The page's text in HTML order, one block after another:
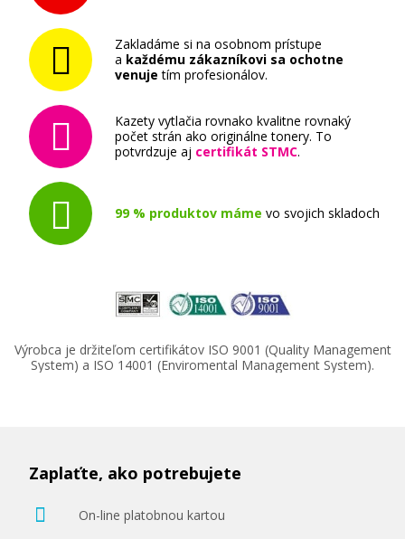
Zakladáme si na osobnom prístupe
a každému zákazníkovi sa ochotne
venuje tím profesionálov.
Kazety vytlačia rovnako kvalitne rovnaký
počet strán ako originálne tonery. To
potvrdzuje aj certifikát STMC.
99 % produktov máme vo svojich skladoch
Výrobca je držiteľom certifikátov ISO 9001 (Quality Management
System) a ISO 14001 (Enviromental Management System).
Zaplaťte, ako potrebujete
On-line platobnou kartou